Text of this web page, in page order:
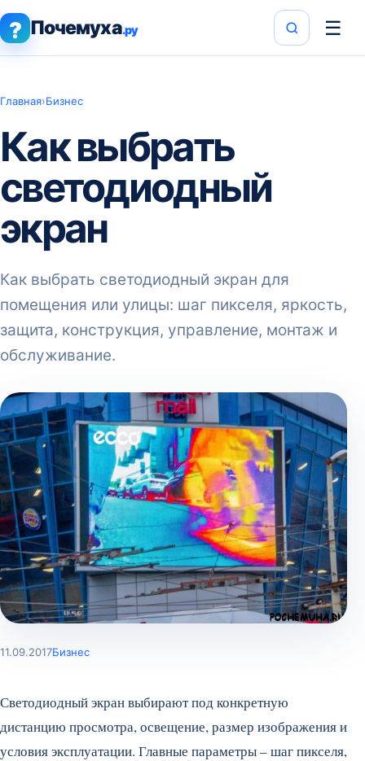
? Почемуха.ру ☰
Главная›Бизнес
Как выбрать
светодиодный
экран
Как выбрать светодиодный экран для
помещения или улицы: шаг пикселя, яркость,
защита, конструкция, управление, монтаж и
обслуживание.
11.09.2017Бизнес
Светодиодный экран выбирают под конкретную
дистанцию просмотра, освещение, размер изображения и
условия эксплуатации. Главные параметры – шаг пикселя,